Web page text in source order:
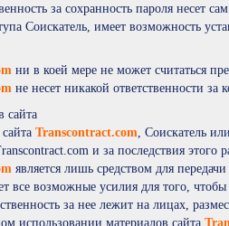
за сохранность пароля несет
Соискатель, имеет возможность
ни в коей мере не может считаться
не несет никакой ответственности
сайта
сайтаTranscontract.com , Соискатель
и за последствия этого
является лишь средством для
все возможные усилия для того,
за нее лежит на лицах,
использовании материалов сайта